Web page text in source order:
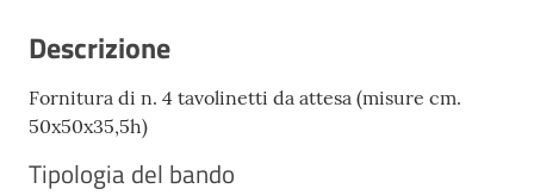
Descrizione
Fornitura di n. 4 tavolinetti da attesa (misure cm.
50x50x35,5h)
Tipologia del bando